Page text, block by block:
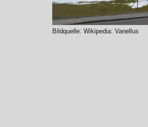
Bildquelle: Wikipedia: Vanellus